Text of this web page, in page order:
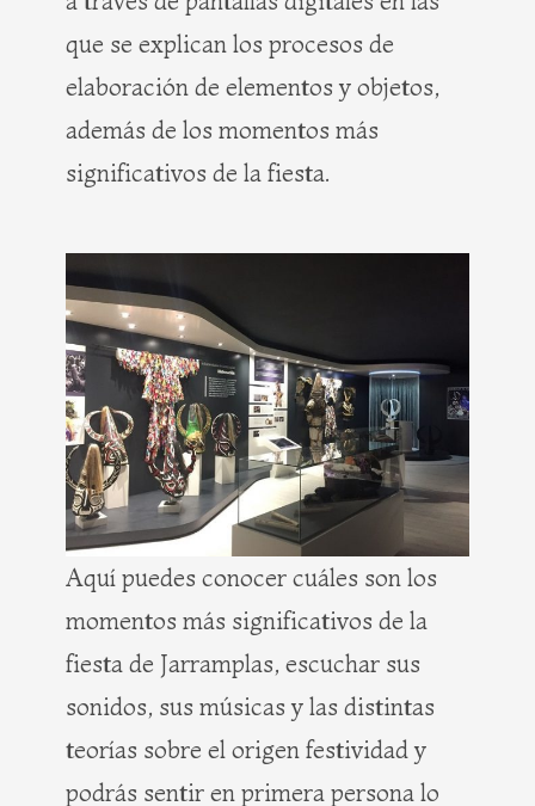
que se explican los procesos de
elaboración de elementos y objetos,
además de los momentos más
significativos de la fiesta.
Aquí puedes conocer cuáles son los
momentos más significativos de la
fiesta de Jarramplas, escuchar sus
sonidos, sus músicas y las distintas
teorías sobre el origen festividad y
podrás sentir en primera persona lo